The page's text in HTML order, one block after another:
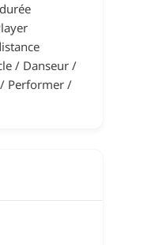
/ Danseur /
Performer /